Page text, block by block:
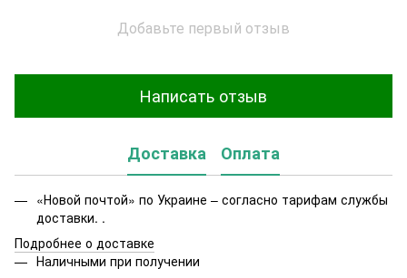
Добавьте первый отзыв
Написать отзыв
Доставка Оплата
«Новой почтой» по Украине – согласно тарифам службы
доставки. .
Подробнее о доставке
Наличными при получении